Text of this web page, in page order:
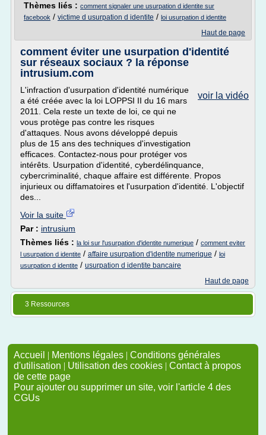
Thèmes liés : comment signaler une usurpation d identite sur
facebook / victime d usurpation d identite / loi usurpation d identite
Haut de page
comment éviter une usurpation d'identité
sur réseaux sociaux ? la réponse
intrusium.com
voir la vidéo
L'infraction d'usurpation d'identité numérique
a été créée avec la loi LOPPSI II du 16 mars
2011. Cela reste un texte de loi, ce qui ne
vous protège pas contre les risques
d'attaques. Nous avons développé depuis
plus de 15 ans des techniques d'investigation
efficaces. Contactez-nous pour protéger vos
intérêts. Usurpation d'identité, cyberdélinquance,
cybercriminalité, chaque affaire est différente. Propos
injurieux ou diffamatoires et l'usurpation d'identité. L'objectif
des...
Voir la suite
Par : intrusium
Thèmes liés : la loi sur l'usurpation d'identite numerique / comment eviter
l usurpation d identite / affaire usurpation d'identite numerique / loi
usurpation d identite / usurpation d identite bancaire
Haut de page
3 Ressources
Accueil | Mentions légales | Conditions générales
d'utilisation | Utilisation des cookies | Contact à propos
de cette page
Pour ajouter ou supprimer un site, voir l'article 4 des
CGUs